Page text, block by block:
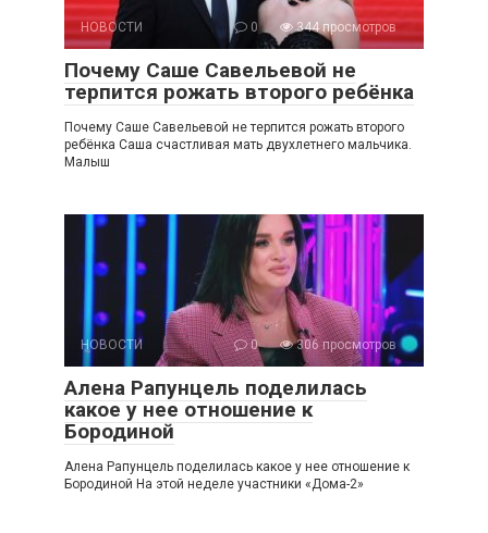
НОВОСТИ 0 344 просмотров
Почему Саше Савельевой не
терпится рожать второго ребёнка
Почему Саше Савельевой не терпится рожать второго
ребёнка Саша счастливая мать двухлетнего мальчика.
Малыш
НОВОСТИ 0 306 просмотров
Алена Рапунцель поделилась
какое у нее отношение к
Бородиной
Алена Рапунцель поделилась какое у нее отношение к
Бородиной На этой неделе участники «Дома-2»